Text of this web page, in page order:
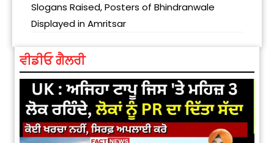
Slogans Raised, Posters of Bhindranwale
Displayed in Amritsar
ਵੀਡੀਓ ਗੈਲਰੀ